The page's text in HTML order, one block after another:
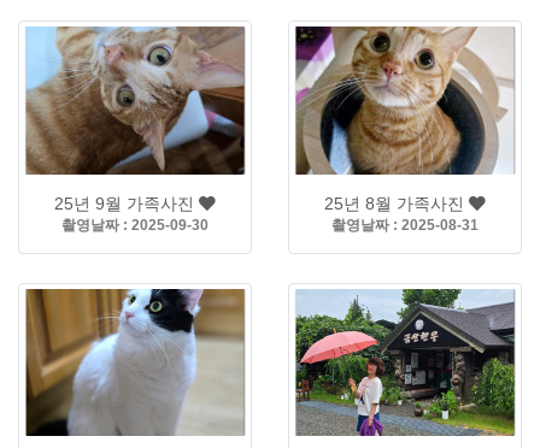
25년 9월 가족사진
촬영날짜 : 2025-09-30
25년 8월 가족사진
촬영날짜 : 2025-08-31